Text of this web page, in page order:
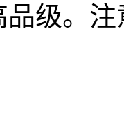
级。